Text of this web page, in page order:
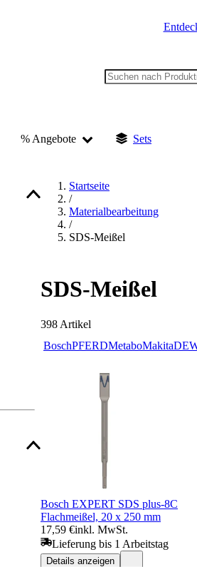
% Angebote Sets
Startseite
/
Materialbearbeitung
/
SDS-Meißel
SDS-Meißel
398 Artikel
BoschPFERDMetaboMakita
Bosch EXPERT SDS plus-8C
Flachmeißel, 20 x 250 mm
17,59 €inkl. MwSt.
Lieferung bis 1 Arbeitstag
Details anzeigen